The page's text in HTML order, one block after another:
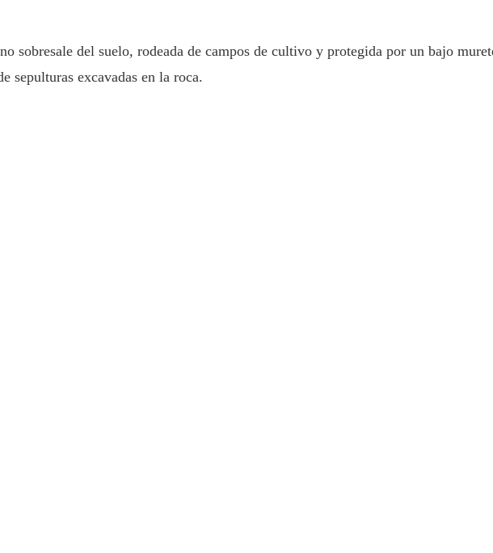
sobresale del suelo, rodeada de campos de cultivo y protegida por un bajo
sepulturas excavadas en la roca.